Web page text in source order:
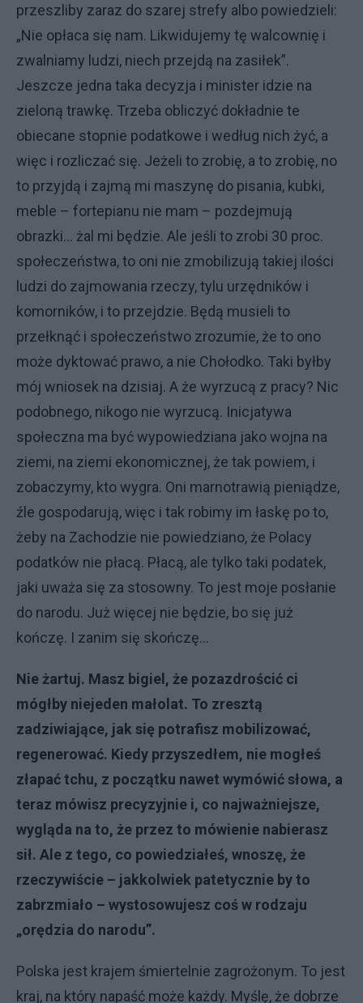
przeszliby zaraz do szarej strefy albo powiedzieli:
„Nie opłaca się nam. Likwidujemy tę walcownię i
zwalniamy ludzi, niech przejdą na zasiłek”.
Jeszcze jedna taka decyzja i minister idzie na
zieloną trawkę. Trzeba obliczyć dokładnie te
obiecane stopnie podatkowe i według nich żyć, a
więc i rozliczać się. Jeżeli to zrobię, a to zrobię, no
to przyjdą i zajmą mi maszynę do pisania, kubki,
meble – fortepianu nie mam – pozdejmują
obrazki... żal mi będzie. Ale jeśli to zrobi 30 proc.
społeczeństwa, to oni nie zmobilizują takiej ilości
ludzi do zajmowania rzeczy, tylu urzędników i
komorników, i to przejdzie. Będą musieli to
przełknąć i społeczeństwo zrozumie, że to ono
może dyktować prawo, a nie Chołodko. Taki byłby
mój wniosek na dzisiaj. A że wyrzucą z pracy? Nic
podobnego, nikogo nie wyrzucą. Inicjatywa
społeczna ma być wypowiedziana jako wojna na
ziemi, na ziemi ekonomicznej, że tak powiem, i
zobaczymy, kto wygra. Oni marnotrawią pieniądze,
źle gospodarują, więc i tak robimy im łaskę po to,
żeby na Zachodzie nie powiedziano, że Polacy
podatków nie płacą. Płacą, ale tylko taki podatek,
jaki uważa się za stosowny. To jest moje posłanie
do narodu. Już więcej nie będzie, bo się już
kończę. I zanim się skończę...
Nie żartuj. Masz bigiel, że pozazdrościć ci
mógłby niejeden małolat. To zresztą
zadziwiające, jak się potrafisz mobilizować,
regenerować. Kiedy przyszedłem, nie mogłeś
złapać tchu, z początku nawet wymówić słowa, a
teraz mówisz precyzyjnie i, co najważniejsze,
wygląda na to, że przez to mówienie nabierasz
sił. Ale z tego, co powiedziałeś, wnoszę, że
rzeczywiście – jakkolwiek patetycznie by to
zabrzmiało – wystosowujesz coś w rodzaju
„orędzia do narodu”.
Polska jest krajem śmiertelnie zagrożonym. To jest
kraj, na który napaść może każdy. Myślę, że dobrze